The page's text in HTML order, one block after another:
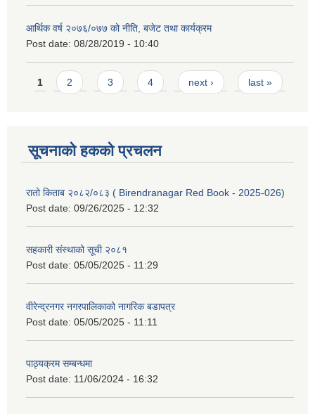
आर्थिक वर्ष २०७६/०७७ को नीति, बजेट तथा कार्यक्रम
Post date: 08/28/2019 - 10:40
Pages
1 2 3 4 next › last »
सूचनाको हकको प्रचलन
रातो किताब २०८२/०८३ ( Birendranagar Red Book - 2025-026)
Post date: 09/26/2025 - 12:32
सहकारी संस्थाको सूची २०८१
Post date: 05/05/2025 - 11:29
वीरेन्द्रनगर नगरपालिकाको नागरिक बडापत्र
Post date: 05/05/2025 - 11:11
पाठ्यक्रम सम्बन्धमा
Post date: 11/06/2024 - 16:32